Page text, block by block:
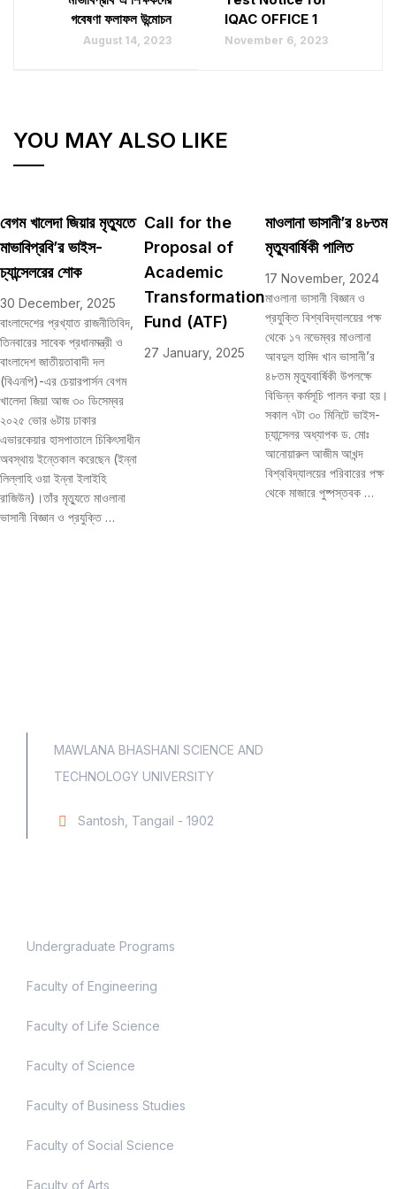
গবেষণা ফলাফল উন্মোচন
August 14, 2023
IQAC OFFICE 1
November 6, 2023
YOU MAY ALSO LIKE
বেগম খালেদা জিয়ার মৃত্যুতে
মাভাবিপ্রবি’র ভাইস-
চ্যান্সেলরের শোক
30 December, 2025
বাংলাদেশের প্রখ্যাত রাজনীতিবিদ,
তিনবারের সাবেক প্রধানমন্ত্রী ও
বাংলাদেশ জাতীয়তাবাদী দল
(বিএনপি)-এর চেয়ারপার্সন বেগম
খালেদা জিয়া আজ ৩০ ডিসেম্বর
২০২৫ ভোর ৬টায় ঢাকার
এভারকেয়ার হাসপাতালে চিকিৎসাধীন
অবস্থায় ইন্তেকাল করেছেন (ইন্না
লিল্লাহি ওয়া ইন্না ইলাইহি
রাজিউন)।তাঁর মৃত্যুতে মাওলানা
ভাসানী বিজ্ঞান ও প্রযুক্তি …
Call for the
Proposal of
Academic
Transformation
Fund (ATF)
27 January, 2025
মাওলানা ভাসানী’র ৪৮তম
মৃত্যুবার্ষিকী পালিত
17 November, 2024
মাওলানা ভাসানী বিজ্ঞান ও
প্রযুক্তি বিশ্ববিদ্যালয়ের পক্ষ
থেকে ১৭ নভেম্বর মাওলানা
আবদুল হামিদ খান ভাসানী’র
৪৮তম মৃত্যুবার্ষিকী উপলক্ষে
বিভিন্ন কর্মসূচি পালন করা হয়।
সকাল ৭টা ৩০ মিনিটে ভাইস-
চ্যান্সেলর অধ্যাপক ড. মোঃ
আনোয়ারুল আজীম আখন্দ
বিশ্ববিদ্যালয়ের পরিবারের পক্ষ
থেকে মাজারে পুষ্পস্তবক …
MAWLANA BHASHANI SCIENCE AND
TECHNOLOGY UNIVERSITY
Santosh, Tangail - 1902
Undergraduate Programs
Faculty of Engineering
Faculty of Life Science
Faculty of Science
Faculty of Business Studies
Faculty of Social Science
Faculty of Arts